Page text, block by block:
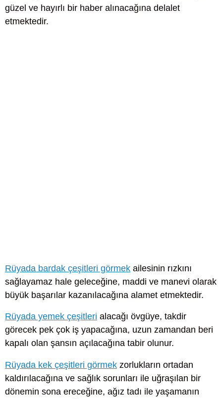
güzel ve hayırlı bir haber alınacağına delalet
etmektedir.
Rüyada bardak çeşitleri görmek ailesinin rızkını
sağlayamaz hale geleceğine, maddi ve manevi olarak
büyük başarılar kazanılacağına alamet etmektedir.
Rüyada yemek çeşitleri alacağı övgüye, takdir
görecek pek çok iş yapacağına, uzun zamandan beri
kapalı olan şansın açılacağına tabir olunur.
Rüyada kek çeşitleri görmek zorlukların ortadan
kaldırılacağına ve sağlık sorunları ile uğraşılan bir
dönemin sona ereceğine, ağız tadı ile yaşamanın